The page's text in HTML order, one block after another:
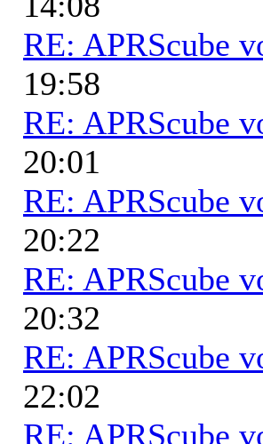
RE: APRScube
19:58
RE: APRScube
20:01
RE: APRScube
20:22
RE: APRScube
20:32
RE: APRScube
22:02
RE: APRScube